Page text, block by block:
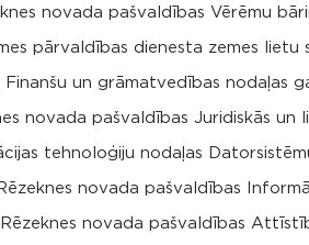
novada pašvaldības Vērēmu
pārvaldības dienesta zemes lietu
Finanšu un grāmatvedības nodaļas
novada pašvaldības Juridiskās
tehnoloģiju nodaļas
novada pašvaldības
novada pašvaldības